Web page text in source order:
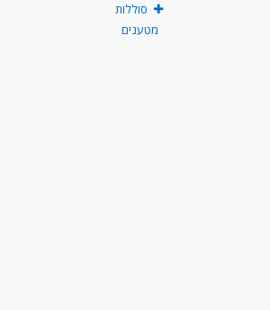
סוללות
מטענים